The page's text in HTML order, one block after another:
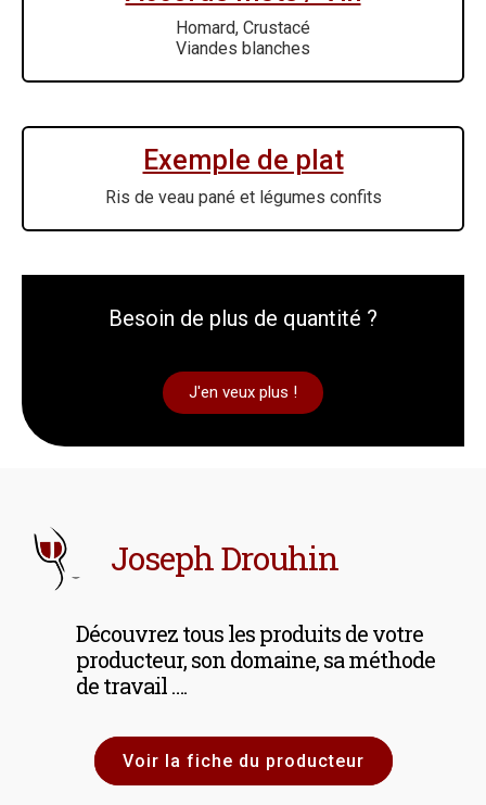
Homard, Crustacé
Viandes blanches
Exemple de plat
Ris de veau pané et légumes confits
Besoin de plus de quantité ?
J'en veux plus !
Joseph Drouhin
Découvrez tous les produits de votre
producteur, son domaine, sa méthode
de travail ….